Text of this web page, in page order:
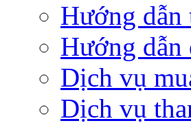
Hướng dẫn
Hướng dẫn
Dịch vụ
Dịch vụ